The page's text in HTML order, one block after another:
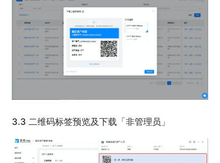
3.3 二维码标签预览及下载「非管理员」